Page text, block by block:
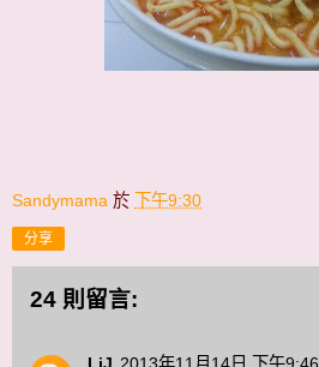
Sandymama 於 下午9:30
分享
24 則留言: